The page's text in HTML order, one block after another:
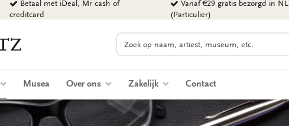
Betaal met iDeal, Mr cash of
creditcard
Vanaf €29 gratis bezorgd in NL
(Particulier)
Zoeken
(current)Musea Over ons Zakelijk Contact